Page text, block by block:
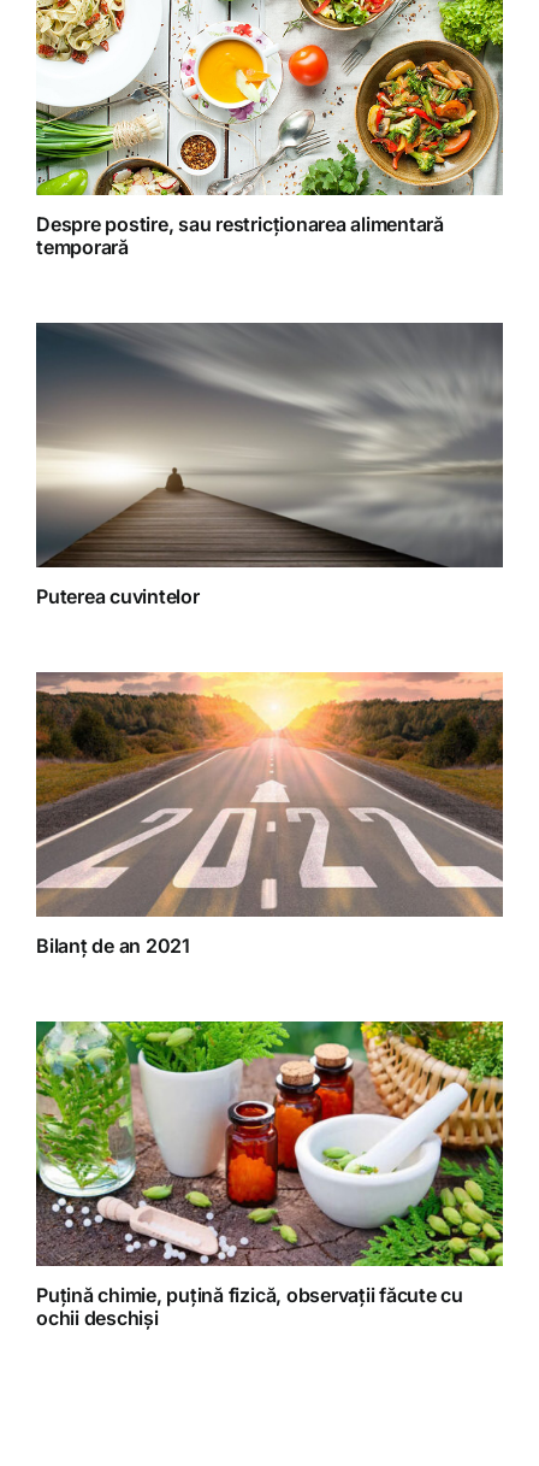
Retete fructariene
Retete preparate
Retete Raw (nepreparate termic)
Despre postire, sau restricționarea alimentară
temporară
Puterea cuvintelor
Bilanț de an 2021
Puțină chimie, puțină fizică, observații făcute cu
ochii deschiși